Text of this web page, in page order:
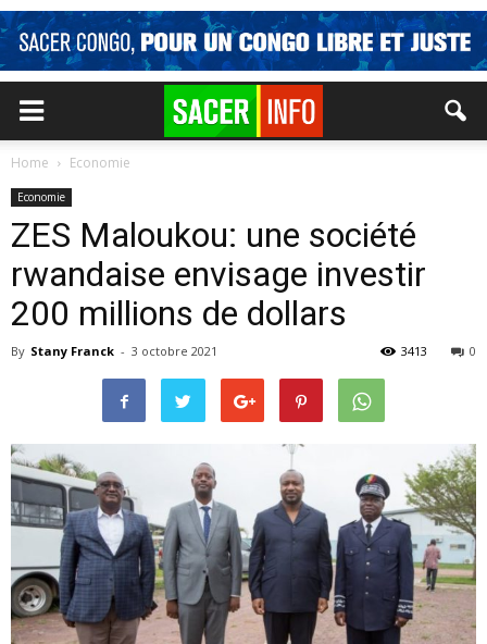
Home Economie
Economie
ZES Maloukou: une société
rwandaise envisage investir
200 millions de dollars
By Stany Franck - 3 octobre 2021 0
3413